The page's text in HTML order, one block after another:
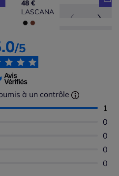
48 €
LASCANA
/5
à un contrôle
1
0
0
0
0